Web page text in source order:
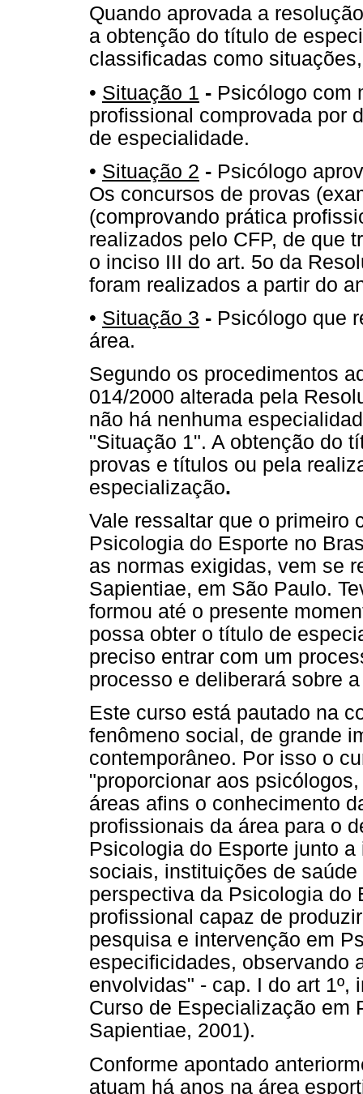
Quando aprovada a
a obtenção do título de
classificadas como
• Situação 1 - Psicólogo com
profissional comprovada por
de especialidade.
• Situação 2 - Psicólogo
Os concursos de provas
(comprovando prática
realizados pelo CFP, de que
o inciso III do art. 5o da
foram realizados a partir do
• Situação 3 - Psicólogo que
área.
Segundo os procedimentos
014/2000 alterada pela
não há nenhuma
"Situação 1". A obtenção do
provas e títulos ou pela
especialização.
Vale ressaltar que o primeiro
Psicologia do Esporte no
as normas exigidas, vem se
Sapientiae, em São Paulo.
formou até o presente
possa obter o título de
preciso entrar com um
processo e deliberará sobre
Este curso está pautado na
fenômeno social, de grande
contemporâneo. Por isso o
"proporcionar aos
áreas afins o conhecimento
profissionais da área para o
Psicologia do Esporte junto
sociais, instituições de
perspectiva da Psicologia do
profissional capaz de
pesquisa e intervenção em
especificidades, observando
envolvidas" - cap. I do art 1º,
Curso de Especialização em
Sapientiae, 2001).
Conforme apontado
atuam há anos na área